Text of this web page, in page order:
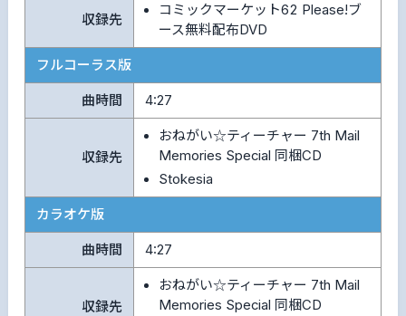
収録先
コミックマーケット62 Please!ブ
ース無料配布DVD
フルコーラス版
曲時間 4:27
収録先
おねがい☆ティーチャー 7th Mail
Memories Special 同梱CD
Stokesia
カラオケ版
曲時間 4:27
収録先
おねがい☆ティーチャー 7th Mail
Memories Special 同梱CD